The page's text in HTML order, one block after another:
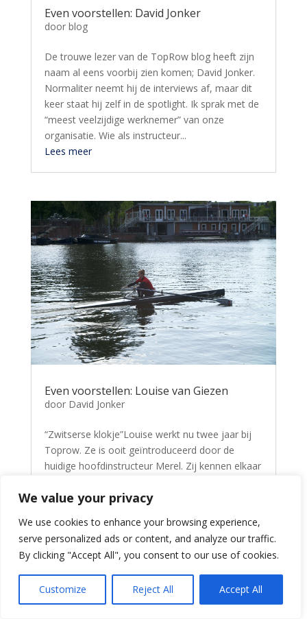
We value your privacy
We use cookies to enhance your browsing experience,
serve personalized ads or content, and analyze our traffic.
By clicking "Accept All", you consent to our use of cookies.
Customize Reject All Accept All
Even voorstellen: David Jonker
door blog
De trouwe lezer van de TopRow blog heeft zijn
naam al eens voorbij zien komen; David Jonker.
Normaliter neemt hij de interviews af, maar dit
keer staat hij zelf in de spotlight. Ik sprak met de
“meest veelzijdige werknemer” van onze
organisatie. Wie als instructeur...
Lees meer
Even voorstellen: Louise van Giezen
door David Jonker
“Zwitserse klokje”Louise werkt nu twee jaar bij
Toprow. Ze is ooit geïntroduceerd door de
huidige hoofdinstructeur Merel. Zij kennen elkaar
Louise was begonnen als junior wedstrijd
Lees meer